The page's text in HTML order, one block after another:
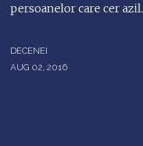
persoanelor care cer azil.
DECENEI
AUG 02, 2016